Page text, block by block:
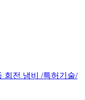
회전 냄비 /특허기술/